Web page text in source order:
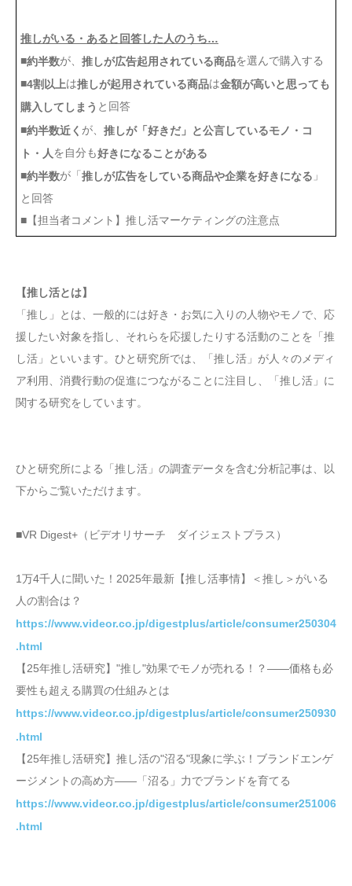
推しがいる・あると回答した人のうち…
■約半数が、 推しが広告起用されている商品を選んで購入する
■4割以上は推しが起用されている商品は金額が高いと思っても
購入してしまう と回答
■約半数近く が、 推しが「好きだ」と公言しているモノ・コ
ト・人を自分も好きになることがある
■約半数が「 推しが広告をしている商品や企業を好きになる 」
と回答
■【担当者コメント】推し活マーケティングの注意点
【推し活とは】
「推し」とは、一般的には好き・お気に入りの人物やモノで、応
援したい対象を指し、それらを応援したりする活動のことを「推
し活」といいます。ひと研究所では、「推し活」が人々のメディ
ア利用、消費行動の促進につながることに注目し、「推し活」に
関する研究をしています。
ひと研究所による「推し活」の調査データを含む分析記事は、以
下からご覧いただけます。
■VR Digest+（ビデオリサーチ ダイジェストプラス）
1万4千人に聞いた！2025年最新【推し活事情】＜推し＞がいる
人の割合は？
https://www.videor.co.jp/digestplus/article/consumer250304
.html
【25年推し活研究】"推し"効果でモノが売れる！？――価格も必
要性も超える購買の仕組みとは
https://www.videor.co.jp/digestplus/article/consumer250930
.html
【25年推し活研究】推し活の"沼る"現象に学ぶ！ブランドエンゲ
ージメントの高め方――「沼る」力でブランドを育てる
https://www.videor.co.jp/digestplus/article/consumer251006
.html